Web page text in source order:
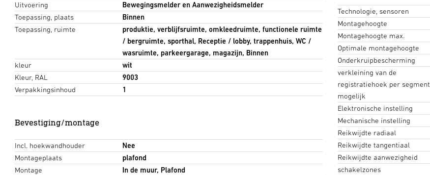
Uitvoering
Bewegingsmelder en Aanwezigheidsmelder
Toepassing, plaats
Binnen
Toepassing, ruimte
produktie, verblijfsruimte, omkleedruimte, functionele ruimte
/ bergruimte, sporthal, Receptie / lobby, trappenhuis, WC /
wasruimte, parkeergarage, magazijn, Binnen
kleur
wit
Kleur, RAL
9003
Verpakkingsinhoud
1
Bevestiging/montage
Incl. hoekwandhouder
Nee
Montageplaats
plafond
Montage
In de muur, Plafond
Technologie, sensoren
Montagehoogte
Montagehoogte max.
Optimale montagehoogte
Onderkruipbescherming
verkleining van de
registratiehoek per segment
mogelijk
Elektronische instelling
Mechanische instelling
Reikwijdte radiaal
Reikwijdte tangentiaal
Reikwijdte aanwezigheid
schakelzones